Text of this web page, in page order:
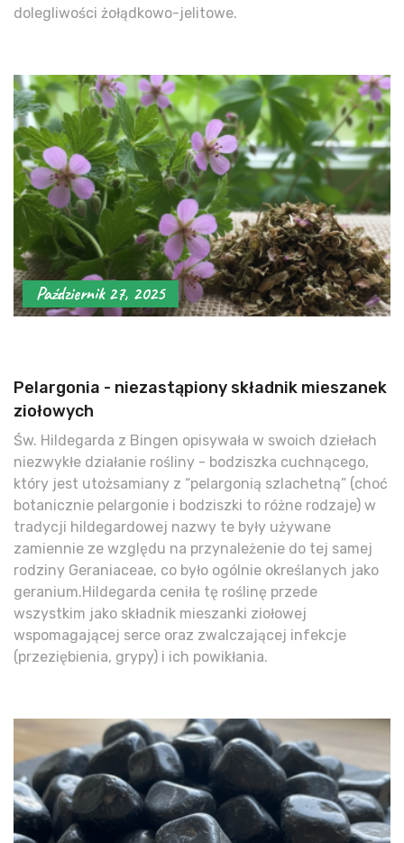
dolegliwości żołądkowo-jelitowe.
Październik 27, 2025
Pelargonia - niezastąpiony składnik mieszanek
ziołowych
Św. Hildegarda z Bingen opisywała w swoich dziełach
niezwykłe działanie rośliny - bodziszka cuchnącego,
który jest utożsamiany z “pelargonią szlachetną” (choć
botanicznie pelargonie i bodziszki to różne rodzaje) w
tradycji hildegardowej nazwy te były używane
zamiennie ze względu na przynależenie do tej samej
rodziny Geraniaceae, co było ogólnie określanych jako
geranium.Hildegarda ceniła tę roślinę przede
wszystkim jako składnik mieszanki ziołowej
wspomagającej serce oraz zwalczającej infekcje
(przeziębienia, grypy) i ich powikłania.